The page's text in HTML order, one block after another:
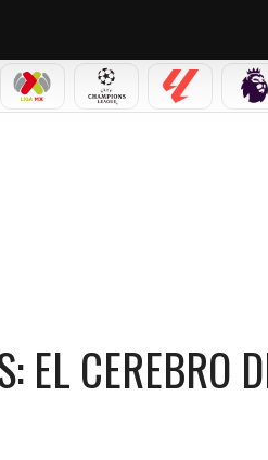
MEXICANA
LIGA MX CHAMPIONS LEAGUE
LALIGA
EL CEREBRO